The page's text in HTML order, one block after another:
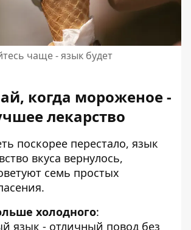
чаще - язык будет
когда мороженое -
лекарство
поскорее перестало, язык
вкуса вернулось,
семь простых
холодного:
язык - отличный повод без